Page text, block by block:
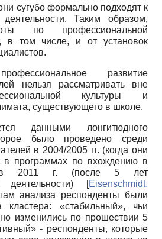
сугубо формально подходят к
Таким образом,
по профессиональной
в том числе, и от установок
развитие
нельзя рассматривать вне
культуры и
существующего в школе.
данными лонгитюдного
было проведено среди
в 2004/2005 гг. (когда они
в программах по вхождению в
2011 г. (после 5 лет
деятельности)
[Eisenschmidt,
анализа респонденты были
«стабильный», чьи
изменились по прошествии 5
- респонденты, которые